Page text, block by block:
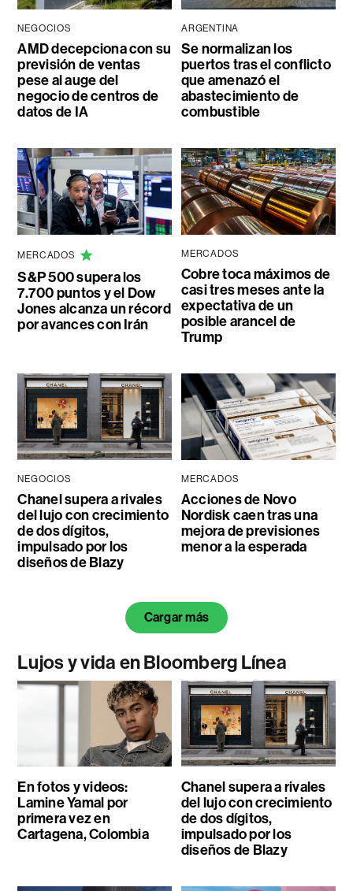
NEGOCIOS
AMD decepciona con su
previsión de ventas
pese al auge del
negocio de centros de
datos de IA
ARGENTINA
Se normalizan los
puertos tras el conflicto
que amenazó el
abastecimiento de
combustible
MERCADOS
S&P 500 supera los
7.700 puntos y el Dow
Jones alcanza un récord
por avances con Irán
MERCADOS
Cobre toca máximos de
casi tres meses ante la
expectativa de un
posible arancel de
Trump
NEGOCIOS
Chanel supera a rivales
del lujo con crecimiento
de dos dígitos,
impulsado por los
diseños de Blazy
MERCADOS
Acciones de Novo
Nordisk caen tras una
mejora de previsiones
menor a la esperada
Cargar más
Lujos y vida en Bloomberg Línea
En fotos y videos:
Lamine Yamal por
primera vez en
Cartagena, Colombia
Chanel supera a rivales
del lujo con crecimiento
de dos dígitos,
impulsado por los
diseños de Blazy